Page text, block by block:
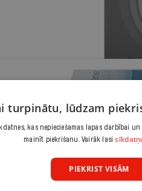
turpinātu, lūdzam
kas nepieciešamas lapas darbībai
mainīt piekrišanu. Vairāk lasi
PIEKRIST VISĀM